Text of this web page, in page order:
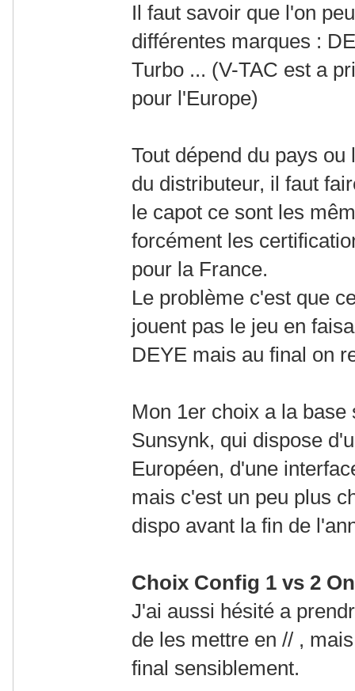
Il faut savoir que l'on
différentes marques :
Turbo ... (V-TAC est a
pour l'Europe)
Tout dépend du pays
du distributeur, il faut
le capot ce sont les
forcément les
pour la France.
Le problème c'est que
jouent pas le jeu en
DEYE mais au final on
Mon 1er choix a la
Sunsynk, qui dispose
Européen, d'une
mais c'est un peu plus
dispo avant la fin de
Choix Config 1 vs 2
J'ai aussi hésité a
de les mettre en // ,
final sensiblement.